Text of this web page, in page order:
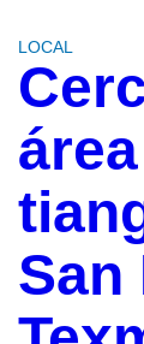
LOCAL
San